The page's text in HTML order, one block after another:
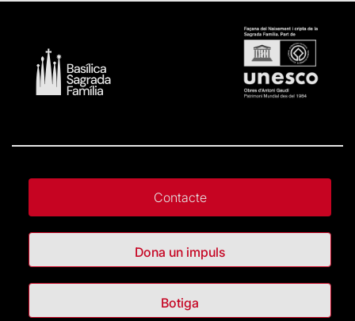
Contacte
Dona un impuls
Botiga